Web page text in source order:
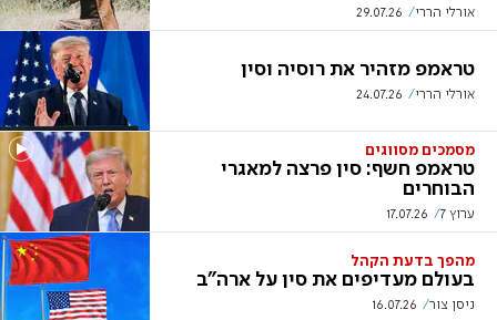
אורלי הררי 29.07.26
טראמפ מזהיר את רוסיה וסין
אורלי הררי 24.07.26
מסמכים מסווגים
טראמפ חשף: סין פרצה למאגרי
הבוחרים
ערוץ 7 17.07.26
מהפך בדעת הקהל
בעולם מעדיפים את סין על ארה"ב
ניסן צור 16.07.26